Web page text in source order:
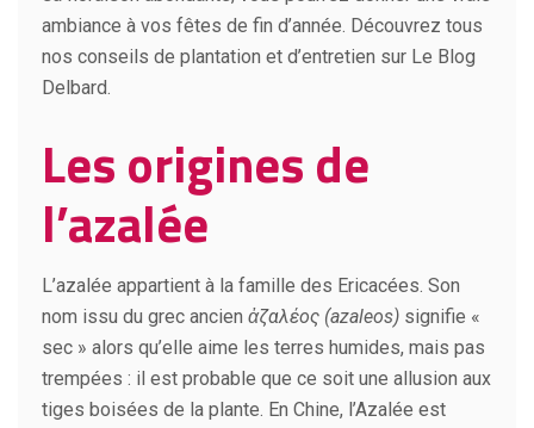
ambiance à vos fêtes de fin d’année. Découvrez tous
nos conseils de plantation et d’entretien sur Le Blog
Delbard.
Les origines de
l’azalée
L’azalée appartient à la famille des Ericacées. Son
nom issu du grec ancien ἀζαλέος (azaleos) signifie «
sec » alors qu’elle aime les terres humides, mais pas
trempées : il est probable que ce soit une allusion aux
tiges boisées de la plante. En Chine, l’Azalée est